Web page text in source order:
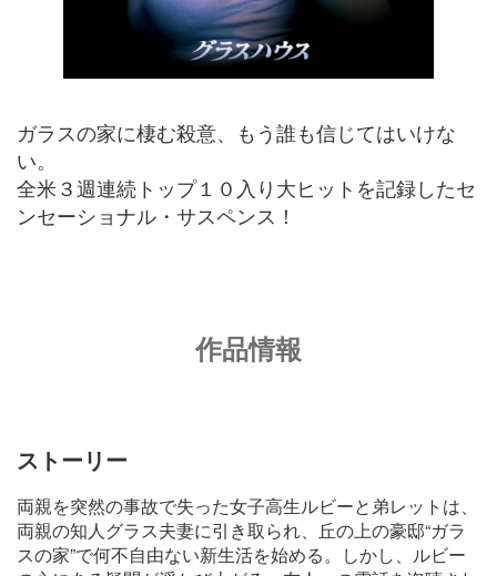
ガラスの家に棲む殺意、もう誰も信じてはいけな
い。
全米３週連続トップ１０入り大ヒットを記録したセ
ンセーショナル・サスペンス！
作品情報
ストーリー
両親を突然の事故で失った女子高生ルビーと弟レットは、
両親の知人グラス夫妻に引き取られ、丘の上の豪邸“ガラ
スの家”で何不自由ない新生活を始める。しかし、ルビー